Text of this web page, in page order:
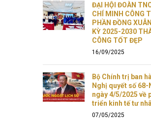
ĐẠI HỘI ĐOÀN
CHÍ MINH CÔNG
PHẦN ĐỒNG
KỲ 2025-2030
CÔNG TỐT ĐẸP
16/09/2025
Bộ Chính trị ban
Nghị quyết số 68-
ngày 4/5/2025 về
triển kinh tế tư
07/05/2025